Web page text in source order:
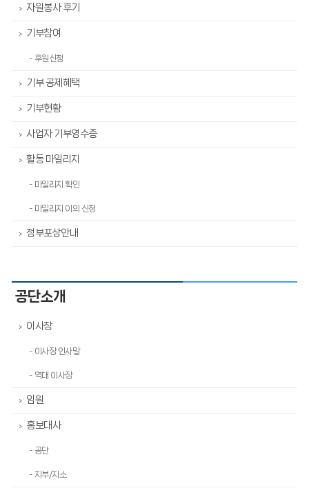
> 자원봉사 후기
> 기부참여
- 후원신청
> 기부 공제혜택
> 기부현황
> 사업자 기부영수증
> 활동 마일리지
- 마일리지 확인
- 마일리지 이의 신청
> 정부포상안내
공단소개
> 이사장
- 이사장 인사말
- 역대 이사장
> 임원
> 홍보대사
- 공단
- 지부/지소